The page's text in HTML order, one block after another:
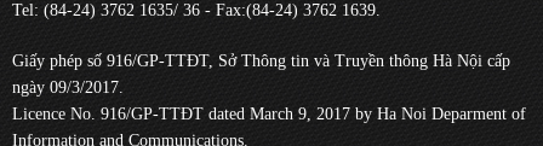
Tel: (84-24) 3762 1635/ 36 - Fax:(84-24) 3762 1639.
Giấy phép số 916/GP-TTĐT, Sở Thông tin và Truyền thông Hà Nội cấp
ngày 09/3/2017.
Licence No. 916/GP-TTĐT dated March 9, 2017 by Ha Noi Deparment of
Information and Communications.